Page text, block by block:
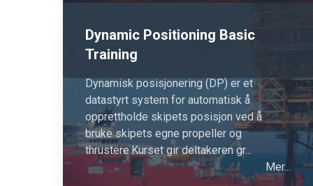
Dynamic Positioning Basic
Training
Dynamisk posisjonering (DP) er et
datastyrt system for automatisk å
opprettholde skipets posisjon ved å
bruke skipets egne propeller og
thrustere.Kurset gir deltakeren gr...
Mer...